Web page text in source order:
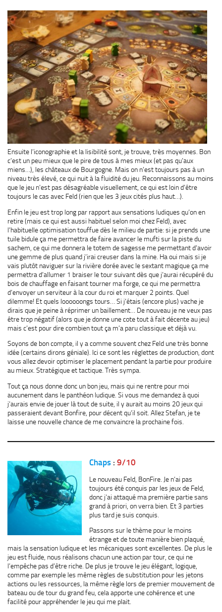
Ensuite l’iconographie et la lisibilité sont, je trouve, très moyennes. Bon
c’est un peu mieux que le pire de tous à mes mieux (et pas qu’aux
miens…), les châteaux de Bourgogne. Mais on n’est toujours pas à un
niveau très élevé, ce qui nuit à la fluidité du jeu. Reconnaissons au moins
que le jeu n’est pas désagréable visuellement, ce qui est loin d’être
toujours le cas avec Feld (rien que les 3 jeux cités plus haut…).
Enfin le jeu est trop long par rapport aux sensations ludiques qu’on en
retire (mais ce qui est aussi habituel selon moi chez Feld), avec
l’habituelle optimisation touffue dès le milieu de partie: si je prends une
tuile bidule ça me permettra de faire avancer le mufti sur la piste du
sachem, ce qui me donnera le totem de sagesse me permettant d’avoir
une gemme de plus quand j’irai creuser dans la mine. Ha oui mais si je
vais plutôt naviguer sur la rivière dorée avec le sextant magique ça me
permettra d’allumer 1 braiser le tour suivant dès que j’aurai récupéré du
bois de chauffage en faisant tourner ma forge, ce qui me permettra
d’envoyer un serviteur à la cour du roi et marquer 2 points. Quel
dilemme! Et quels loooooongs tours… Si j’étais (encore plus) vache je
dirais que je peine à réprimer un baillement… De nouveau je ne veux pas
être trop négatif (alors que je donne une cote tout à fait décente au jeu)
mais c’est pour dire combien tout ça m’a paru classique et déjà vu.
Soyons de bon compte, il y a comme souvent chez Feld une très bonne
idée (certains dirons géniale). Ici ce sont les réglettes de production, dont
vous allez devoir optimiser le placement pendant la partie pour produire
au mieux. Stratégique et tactique. Très sympa.
Tout ça nous donne donc un bon jeu, mais qui ne rentre pour moi
aucunement dans le panthéon ludique. Si vous me demandez à quoi
j’aurais envie de jouer là tout de suite, il y aurait au moins 20 jeux qui
passeraient devant Bonfire, pour décent qu’il soit. Allez Stefan, je te
laisse une nouvelle chance de me convaincre la prochaine fois.
Chaps : 9/10
Le nouveau Feld, BonFire. Je n’ai pas
toujours été conquis par les jeux de Feld,
donc j’ai attaqué ma première partie sans
grand à priori, on verra bien. Et 3 parties
plus tard je suis conquis.
Passons sur le thème pour le moins
étrange et de toute manière bien plaqué,
mais la sensation ludique et les mécaniques sont excellentes. De plus le
jeu est fluide, nous réalisons chacun une action par tour, ce qui ne
l’empêche pas d’être riche. De plus je trouve le jeu élégant, logique,
comme par exemple les même règles de substitution pour les jetons
actions ou les ressources, la même règle lors de premier mouvement de
bateau ou de tour du grand feu, cela apporte une cohérence et une
facilité pour appréhender le jeu qui me plait.